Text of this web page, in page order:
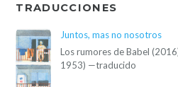
TRADUCCIONES
Juntos, mas no nosotros
Los rumores de Babel
1953) —traducido